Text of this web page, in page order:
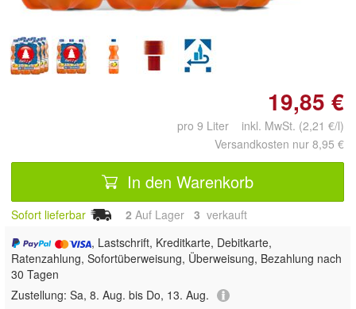
19,85 €
pro 9 Liter inkl. MwSt. (2,21 €/l)
Versandkosten nur 8,95 €
In den Warenkorb
Sofort lieferbar 2 Auf Lager 3 verkauft
, Lastschrift, Kreditkarte, Debitkarte,
Ratenzahlung, Sofortüberweisung, Überweisung, Bezahlung nach
30 Tagen
Zustellung: Sa, 8. Aug. bis Do, 13. Aug.